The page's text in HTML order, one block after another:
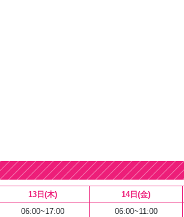
13日(木)
06:00~17:00
14日(金)
06:00~11:00